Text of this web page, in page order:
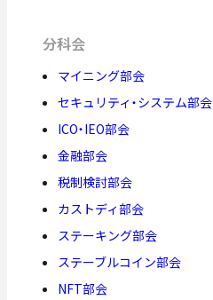
分科会
マイニング部会
セキュリティ・システム部会
ICO・IEO部会
金融部会
税制検討部会
カストディ部会
ステーキング部会
ステーブルコイン部会
NFT部会